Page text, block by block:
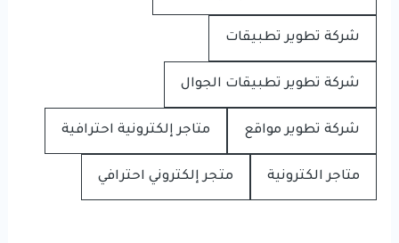
شركة تطوير تطبيقات
شركة تطوير تطبيقات الجوال
شركة تطوير مواقع متاجر إلكترونية احترافية
متاجر الكترونية متجر إلكتروني احترافي